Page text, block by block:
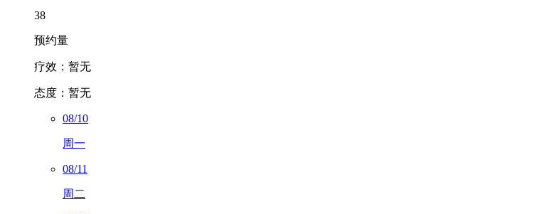
38
预约量
疗效： 暂无
态度： 暂无
08/10
周一
08/11
周二